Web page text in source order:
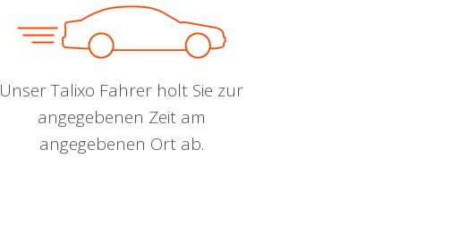
Unser Talixo Fahrer holt Sie zur
angegebenen Zeit am
angegebenen Ort ab.